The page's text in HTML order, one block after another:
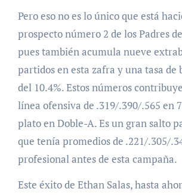
Pero eso no es lo único que está
prospecto número 2 de los Padres
pues también acumula nueve
partidos en esta zafra y una tasa de
del 10.4%. Estos números
línea ofensiva de .319/.390/.565 en
plato en Doble-A. Es un gran salto
que tenía promedios de .221/.305/
profesional antes de esta campaña.
Este éxito de Ethan Salas, hasta